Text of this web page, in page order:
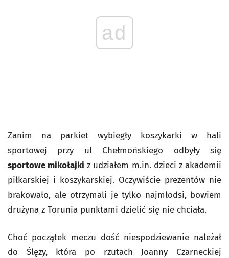
ad
Zanim na parkiet wybiegły koszykarki w hali
sportowej przy ul Chełmońskiego odbyły się
sportowe mikołajki z udziałem m.in. dzieci z akademii
piłkarskiej i koszykarskiej. Oczywiście prezentów nie
brakowało, ale otrzymali je tylko najmłodsi, bowiem
drużyna z Torunia punktami dzielić się nie chciała.
Choć początek meczu dość niespodziewanie należał
do Ślęzy, która po rzutach Joanny Czarneckiej